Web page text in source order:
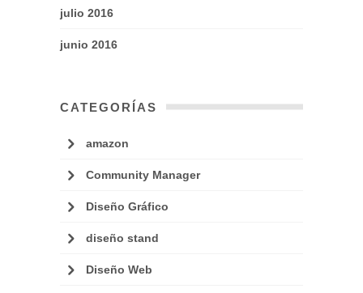
julio 2016
junio 2016
CATEGORÍAS
amazon
Community Manager
Diseño Gráfico
diseño stand
Diseño Web